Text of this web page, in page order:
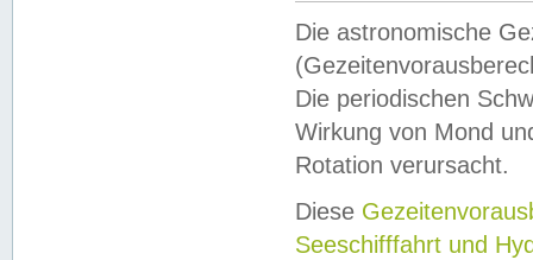
Die astronomische
Die periodischen
Wirkung von Mond
Rotation verursacht.
Diese
Seeschifffahrt und